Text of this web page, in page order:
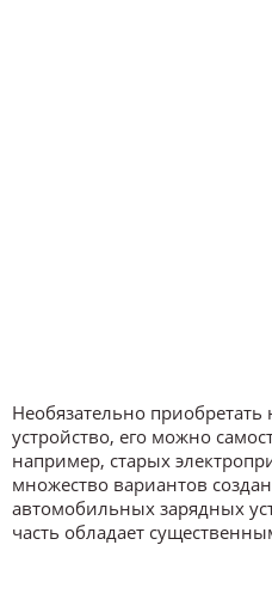
Необязательно приобретать
устройство, его можно
например, старых
множество вариантов
автомобильных зарядных
часть обладает